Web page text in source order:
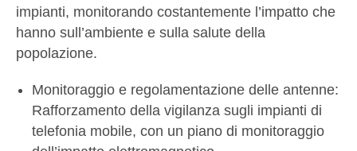
impianti, monitorando costantemente l’impatto che
hanno sull’ambiente e sulla salute della
popolazione.
Monitoraggio e regolamentazione delle antenne:
Rafforzamento della vigilanza sugli impianti di
telefonia mobile, con un piano di monitoraggio